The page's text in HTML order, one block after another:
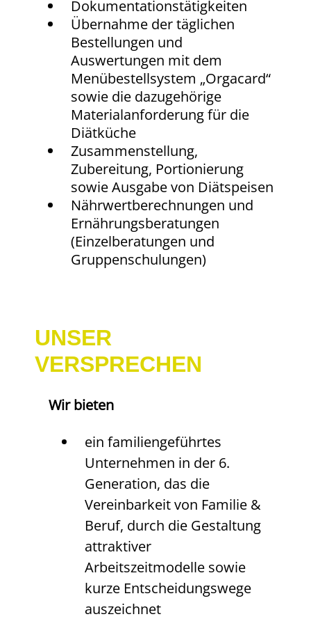
Dokumentationstätigkeiten
Übernahme der täglichen
Bestellungen und
Auswertungen mit dem
Menübestellsystem „Orgacard“
sowie die dazugehörige
Materialanforderung für die
Diätküche
Zusammenstellung,
Zubereitung, Portionierung
sowie Ausgabe von Diätspeisen
Nährwertberechnungen und
Ernährungsberatungen
(Einzelberatungen und
Gruppenschulungen)
UNSER
VERSPRECHEN
Wir bieten
ein familiengeführtes
Unternehmen in der 6.
Generation, das die
Vereinbarkeit von Familie &
Beruf, durch die Gestaltung
attraktiver
Arbeitszeitmodelle sowie
kurze Entscheidungswege
auszeichnet